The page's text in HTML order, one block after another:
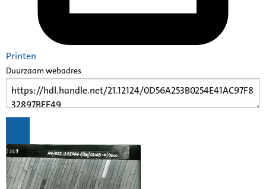
Printen
Duurzaam webadres